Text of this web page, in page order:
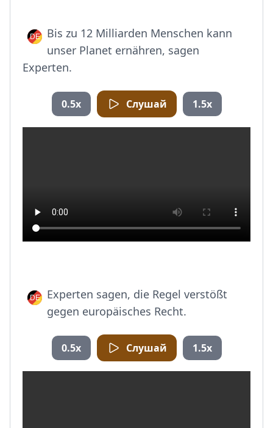
Bis zu 12 Milliarden Menschen kann
unser Planet ernähren, sagen
Experten.
0.5x Слушай 1.5x
Experten sagen, die Regel verstößt
gegen europäisches Recht.
0.5x Слушай 1.5x